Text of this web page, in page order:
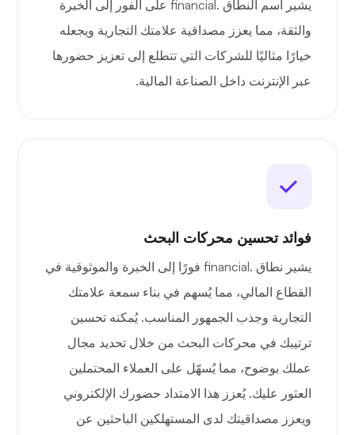
يشير اسم النطاق .financial على الفور إلى الخبرة
والثقة، مما يعزز مصداقية علامتك التجارية ويجعله
خيارًا مثاليًا للشركات التي تتطلع إلى تعزيز حضورها
عبر الإنترنت داخل الصناعة المالية.
فوائد تحسين محركات البحث
يشير نطاق .financial فورًا إلى الخبرة والموثوقية في
القطاع المالي، مما يُسهم في بناء سمعة علامتك
التجارية وجذب الجمهور المناسب. يُمكنه تحسين
ترتيبك في محركات البحث من خلال تحديد مجال
عملك بوضوح، مما يُسهّل على العملاء المحتملين
العثور عليك. يُعزز هذا الامتداد حضورك الإلكتروني
ويعزز مصداقيتك لدى المستهلكين الباحثين عن